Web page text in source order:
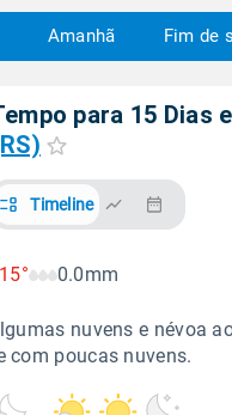
Amanhã Fim de
para 15 Dias
Timeline
15° 0.0mm
nuvens e névoa
com poucas nuvens.